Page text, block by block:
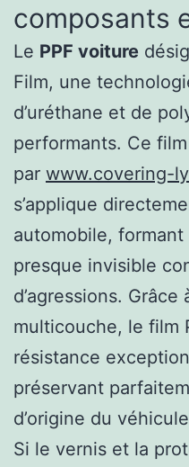
composants
Le PPF voiture
Film, une
d’uréthane et de
performants. Ce
par www.covering-
s’applique
automobile,
presque invisible
d’agressions. Grâce
multicouche, le film
résistance
préservant
d’origine du
Si le vernis et la